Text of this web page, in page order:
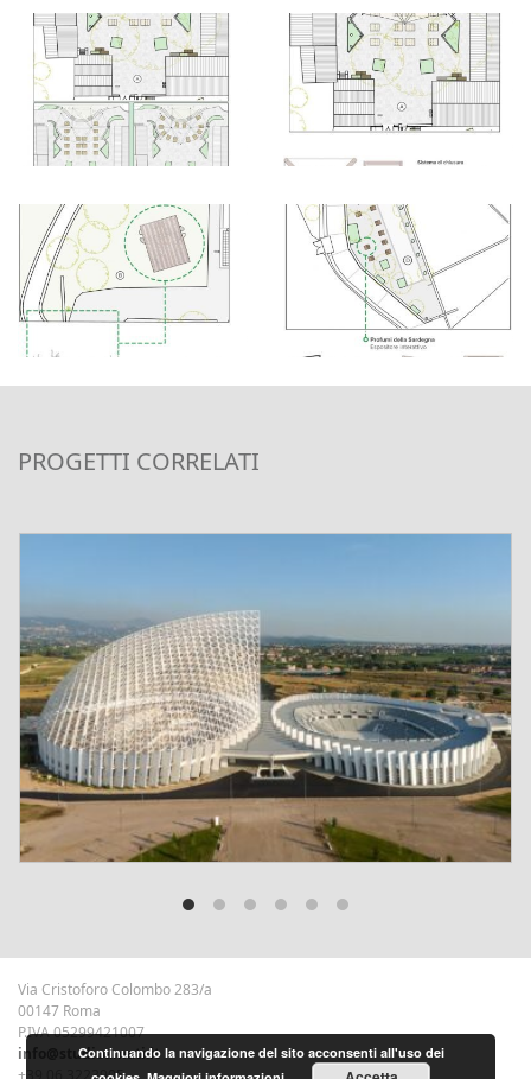
PROGETTI CORRELATI
Via Cristoforo Colombo 283/a
00147 Roma
P.IVA 05299421007
info@studioamati.it
+39 06 3223905
Continuando la navigazione del sito acconsenti all'uso dei